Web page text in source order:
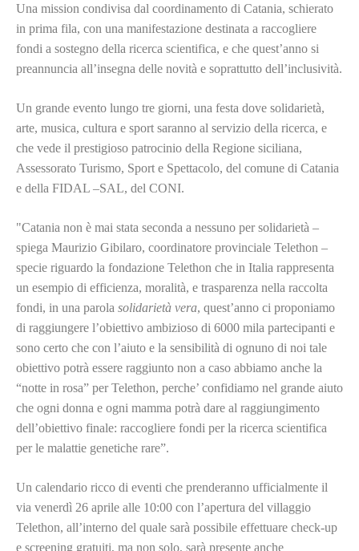
Una mission condivisa dal coordinamento di Catania, schierato
in prima fila, con una manifestazione destinata a raccogliere
fondi a sostegno della ricerca scientifica, e che quest’anno si
preannuncia all’insegna delle novità e soprattutto dell’inclusività.
Un grande evento lungo tre giorni, una festa dove solidarietà,
arte, musica, cultura e sport saranno al servizio della ricerca, e
che vede il prestigioso patrocinio della Regione siciliana,
Assessorato Turismo, Sport e Spettacolo, del comune di Catania
e della FIDAL –SAL, del CONI.
"Catania non è mai stata seconda a nessuno per solidarietà –
spiega Maurizio Gibilaro, coordinatore provinciale Telethon –
specie riguardo la fondazione Telethon che in Italia rappresenta
un esempio di efficienza, moralità, e trasparenza nella raccolta
fondi, in una parola solidarietà vera, quest’anno ci proponiamo
di raggiungere l’obiettivo ambizioso di 6000 mila partecipanti e
sono certo che con l’aiuto e la sensibilità di ognuno di noi tale
obiettivo potrà essere raggiunto non a caso abbiamo anche la
“notte in rosa” per Telethon, perche’ confidiamo nel grande aiuto
che ogni donna e ogni mamma potrà dare al raggiungimento
dell’obiettivo finale: raccogliere fondi per la ricerca scientifica
per le malattie genetiche rare”.
Un calendario ricco di eventi che prenderanno ufficialmente il
via venerdì 26 aprile alle 10:00 con l’apertura del villaggio
Telethon, all’interno del quale sarà possibile effettuare check-up
e screening gratuiti, ma non solo, sarà presente anche